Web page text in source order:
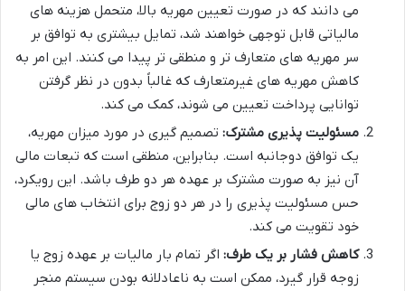
می دانند که در صورت تعیین مهریه بالا، متحمل هزینه های
مالیاتی قابل توجهی خواهند شد، تمایل بیشتری به توافق بر
سر مهریه های متعارف تر و منطقی تر پیدا می کنند. این امر به
کاهش مهریه های غیرمتعارف که غالباً بدون در نظر گرفتن
توانایی پرداخت تعیین می شوند، کمک می کند.
مسئولیت پذیری مشترک: تصمیم گیری در مورد میزان مهریه،
یک توافق دوجانبه است. بنابراین، منطقی است که تبعات مالی
آن نیز به صورت مشترک بر عهده هر دو طرف باشد. این رویکرد،
حس مسئولیت پذیری را در هر دو زوج برای انتخاب های مالی
خود تقویت می کند.
کاهش فشار بر یک طرف: اگر تمام بار مالیات بر عهده زوج یا
زوجه قرار گیرد، ممکن است به ناعادلانه بودن سیستم منجر